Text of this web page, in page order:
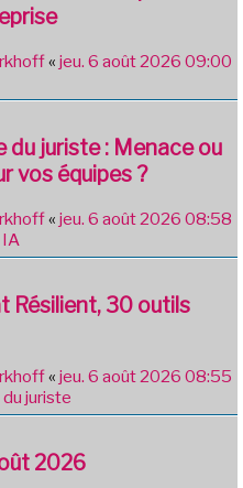
« jeu. 6 août 2026 09:00
du juriste : Menace ou
vos équipes ?
« jeu. 6 août 2026 08:58
Résilient, 30 outils
« jeu. 6 août 2026 08:55
juriste
2026